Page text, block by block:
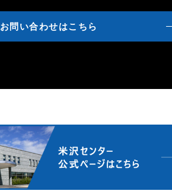
お問い合わせはこちら